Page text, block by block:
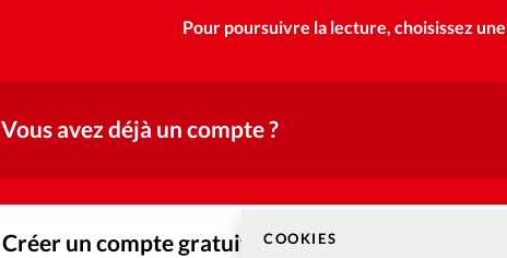
COOKIES
Pour poursuivre la lecture, choisissez
Vous avez déjà un compte ?
Créer un compte gratuitement